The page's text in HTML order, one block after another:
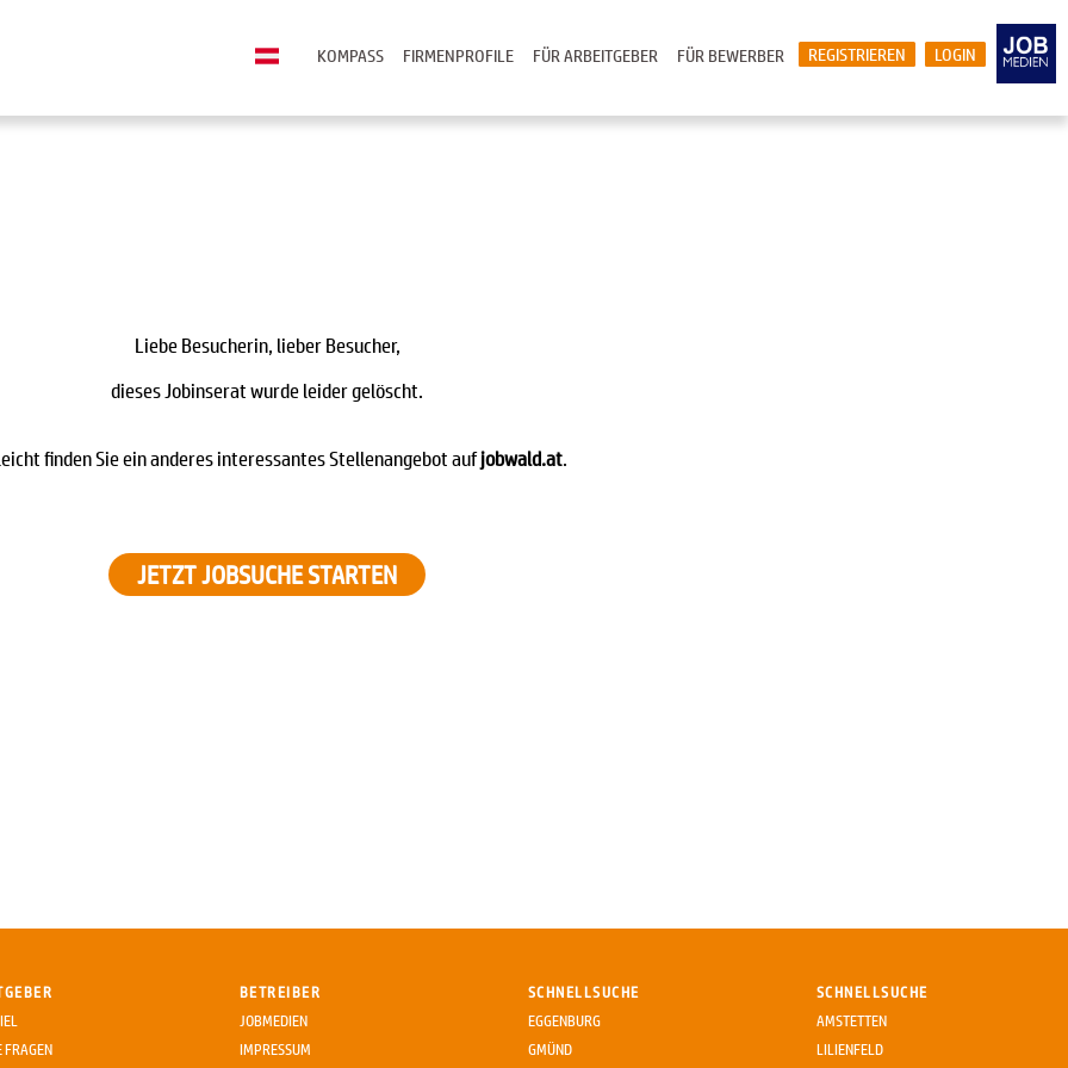
LOGIN
REGISTRIEREN
FÜR BEWERBER
FÜR ARBEITGEBER
FIRMENPROFILE
KOMPASS
Liebe Besucherin, lieber Besucher,
dieses Jobinserat wurde leider gelöscht.
finden Sie ein anderes interessantes Stellenangebot aufjobwald.at
JETZT JOBSUCHE STARTEN
FRAGEN
BETREIBER
JOBMEDIEN
IMPRESSUM
SCHNELLSUCHE
EGGENBURG
GMÜND
SCHNELLSUCHE
AMSTETTEN
LILIENFELD